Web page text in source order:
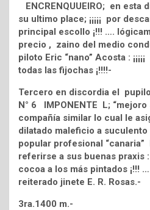
ENCRENQUUEIRO; en esta
su ultimo place; ¡¡¡¡¡ por
principal escollo ¡!!! ….
precio , zaino del medio
piloto Eric “nano” Acosta :
todas las fijochas ¡!!!!-
Tercero en discordia el
N° 6 IMPONENTE L;
compañía similar lo cual le
dilatado maleficio a suculento
popular profesional
referirse a sus buenas praxis :
cocoa a los más pintados ¡!!!
reiterado jinete E. R. Rosas.-
3ra.1400 m.-